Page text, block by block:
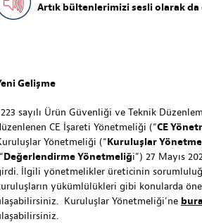
Artık bültenlerimizi sesli olarak
Gelişme
sayılı Ürün Güvenliği ve Teknik
CE İşareti Yönetmeliği (“CE
Yönetmeliği (“Kuruluşlar
Değerlendirme Yönetmeliği”) 27 Mayıs
İlgili yönetmelikler üreticinin
yükümlülükleri gibi konularda
Kuruluşlar Yönetmeliği’ne